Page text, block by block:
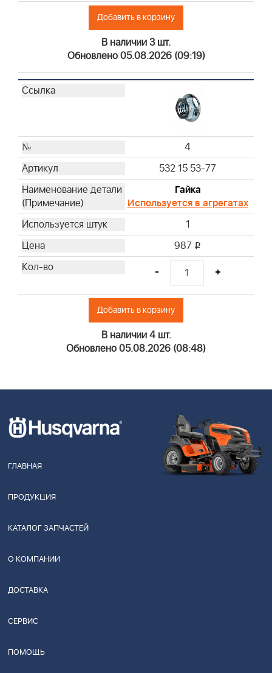
Добавить в корзину
В наличии 3 шт.
Обновлено 05.08.2026 (09:19)
4
532 15 53-77
Гайка
Используется в агрегатах
1
987 i
- +
Добавить в корзину
В наличии 4 шт.
Обновлено 05.08.2026 (08:48)
ГЛАВНАЯ
ПРОДУКЦИЯ
КАТАЛОГ ЗАПЧАСТЕЙ
О КОМПАНИИ
ДОСТАВКА
СЕРВИС
ПОМОЩЬ